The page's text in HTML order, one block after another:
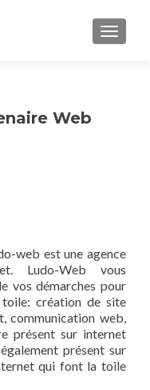
Web
web est une agence
Ludo-Web vous
vos démarches pour
création de site
communication web,
présent sur internet
présent sur
qui font la toile